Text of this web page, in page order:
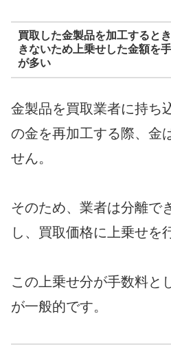
買取した金製品を加工すると
きないため上乗せした金額を
が多い
金製品を買取業者に持ち
の金を再加工する際、金
せん。
そのため、業者は分離で
し、買取価格に上乗せを
この上乗せ分が手数料と
が一般的です。